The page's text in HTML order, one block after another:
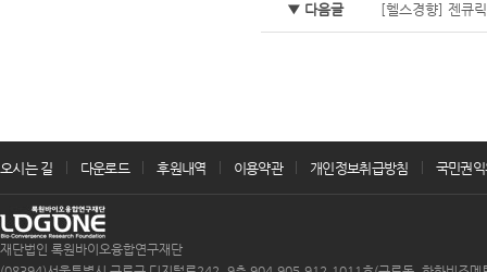
▼ 다음글 [헬스경향] 젠큐
오시는 길 다운로드 후원내역 이용약관 개인정보취급방침 국민권
재단법인 록원바이오융합연구재단